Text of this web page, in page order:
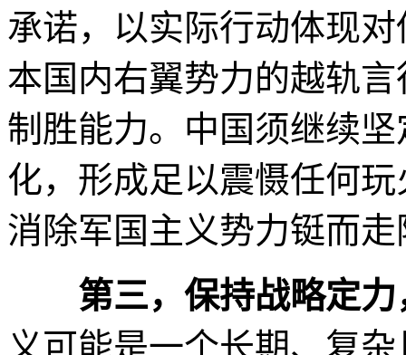
承诺，以实际行动体现
本国内右翼势力的越轨
制胜能力。中国须继续
化，形成足以震慑任何
消除军国主义势力铤而
第三，保持战略定
义可能是一个长期、复